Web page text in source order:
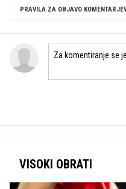
PRAVILA ZA OBJAVO
VISOKI OBRATI